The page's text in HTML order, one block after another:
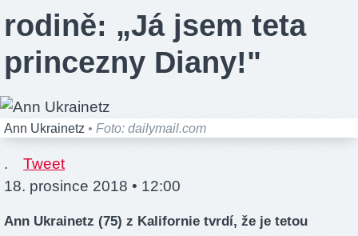
rodině: „Já jsem teta
princezny Diany!"
Ann Ukrainetz • Foto: dailymail.com
.
Tweet
18. prosince 2018 • 12:00
Ann Ukrainetz (75) z Kalifornie tvrdí, že je tetou